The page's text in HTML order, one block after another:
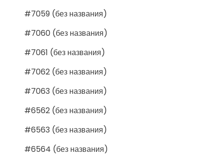
#7059 (без названия)
#7060 (без названия)
#7061 (без названия)
#7062 (без названия)
#7063 (без названия)
#6562 (без названия)
#6563 (без названия)
#6564 (без названия)